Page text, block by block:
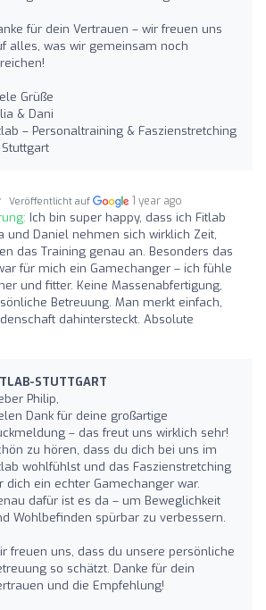
für dein Vertrauen – wir freuen uns
alles, was wir gemeinsam noch
Grüße
& Dani
– Personaltraining & Faszienstretching
Veröffentlicht auf 1 year ago
Ich bin super happy, dass ich Fitlab
und Daniel nehmen sich wirklich Zeit,
das Training genau an. Besonders das
für mich ein Gamechanger – ich fühle
und fitter. Keine Massenabfertigung,
Betreuung. Man merkt einfach,
dahintersteckt. Absolute
STUTTGART
Philip,
Dank für deine großartige
– das freut uns wirklich sehr!
zu hören, dass du dich bei uns im
wohlfühlst und das Faszienstretching
dich ein echter Gamechanger war.
dafür ist es da – um Beweglichkeit
Wohlbefinden spürbar zu verbessern.
freuen uns, dass du unsere persönliche
so schätzt. Danke für dein
und die Empfehlung!